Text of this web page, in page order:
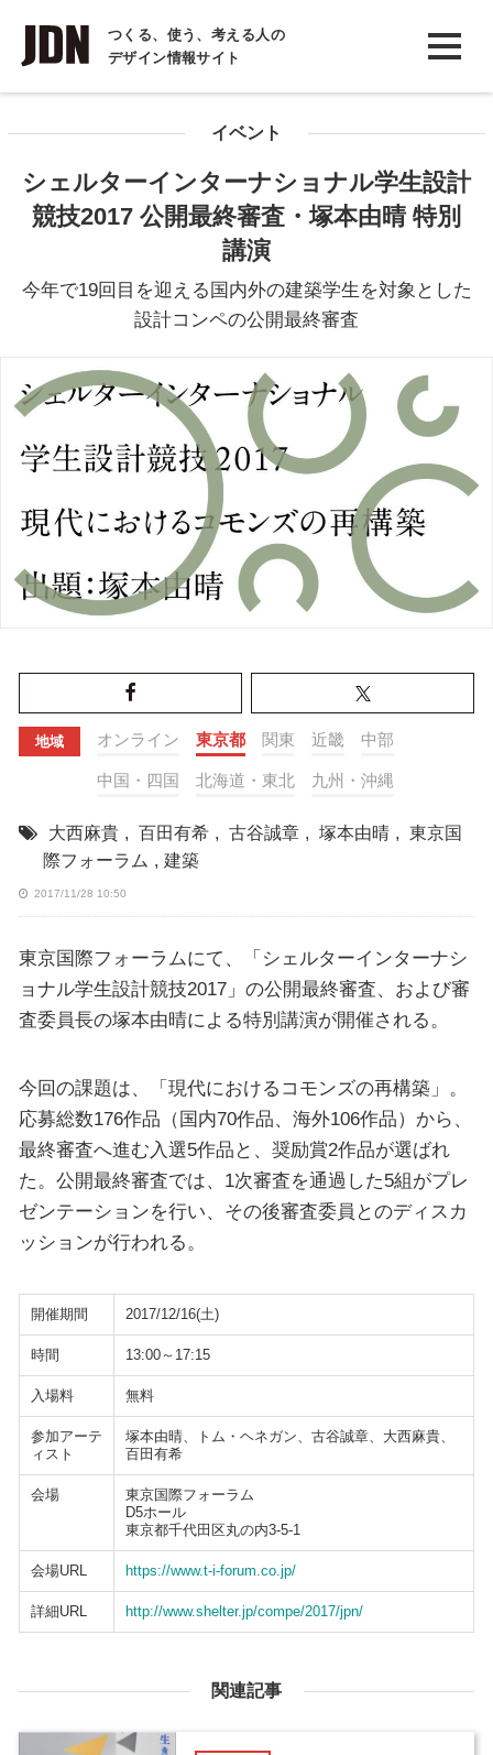
つくる、使う、考える人の
デザイン情報サイト
INTERVIEW
インタビュー
COLUMN
イベント
シェルターインターナショナル学生設計
競技2017 公開最終審査・塚本由晴 特別
講演
今年で19回目を迎える国内外の建築学生を対象とした
設計コンペの公開最終審査
地域 オンライン 東京都 関東 近畿 中部
中国・四国 北海道・東北 九州・沖縄
大西麻貴 , 百田有希 , 古谷誠章 , 塚本由晴 , 東京国
際フォーラム , 建築
2017/11/28 10:50
東京国際フォーラムにて、「シェルターインターナシ
ョナル学生設計競技2017」の公開最終審査、および審
査委員長の塚本由晴による特別講演が開催される。
今回の課題は、「現代におけるコモンズの再構築」。
応募総数176作品（国内70作品、海外106作品）から、
最終審査へ進む入選5作品と、奨励賞2作品が選ばれ
た。公開最終審査では、1次審査を通過した5組がプレ
ゼンテーションを行い、その後審査委員とのディスカ
ッションが行われる。
開催期間 2017/12/16(土)
時間 13:00～17:15
入場料 無料
参加アーテ
ィスト
塚本由晴、トム・ヘネガン、古谷誠章、大西麻貴、
百田有希
会場
東京国際フォーラム
D5ホール
東京都千代田区丸の内3-5-1
会場URL https://www.t-i-forum.co.jp/
詳細URL http://www.shelter.jp/compe/2017/jpn/
関連記事